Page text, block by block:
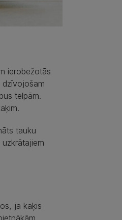
ierobežotās
dzīvojošam
telpām.
tauku
ja kaķis